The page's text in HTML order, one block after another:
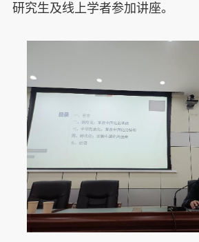
研究生及线上学者参加讲座。